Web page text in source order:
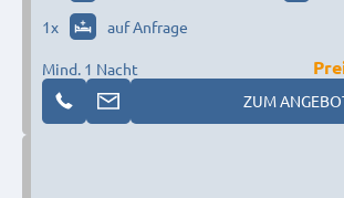
1x auf Anfrage
Mind. 1 Nacht
ZUM